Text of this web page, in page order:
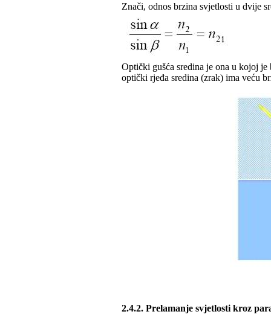
Znači, odnos brzina svjetlosti u dvije
Optički gušća sredina je ona u kojoj
optički rjeđa sredina (zrak) ima veću
2.4.2. Prelamanje svjetlosti kroz